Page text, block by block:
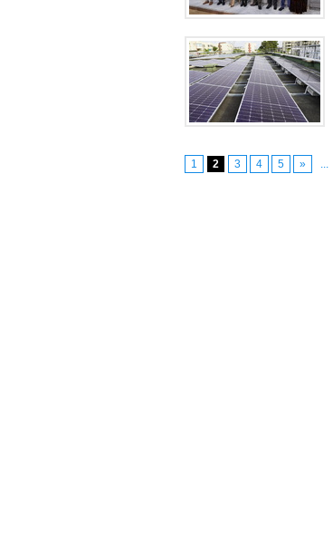
1 2 3 4 5 » ...